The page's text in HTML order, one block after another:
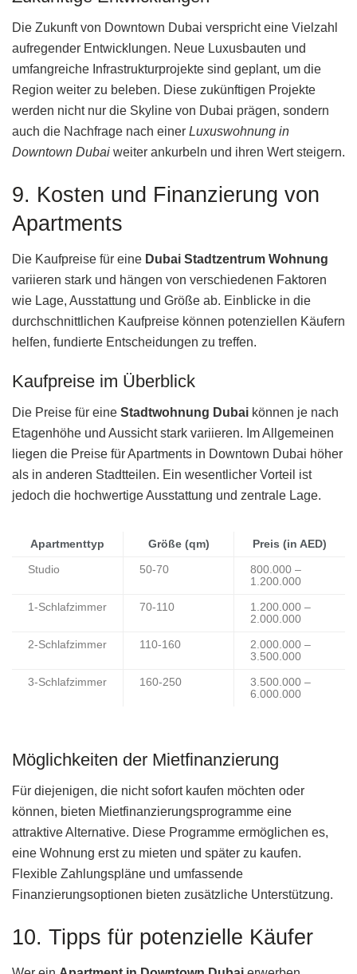
Die Zukunft von Downtown Dubai verspricht eine Vielzahl
aufregender Entwicklungen. Neue Luxusbauten und
umfangreiche Infrastrukturprojekte sind geplant, um die
Region weiter zu beleben. Diese zukünftigen Projekte
werden nicht nur die Skyline von Dubai prägen, sondern
auch die Nachfrage nach einer Luxuswohnung in
Downtown Dubai weiter ankurbeln und ihren Wert steigern.
9. Kosten und Finanzierung von
Apartments
Die Kaufpreise für eine Dubai Stadtzentrum Wohnung
variieren stark und hängen von verschiedenen Faktoren
wie Lage, Ausstattung und Größe ab. Einblicke in die
durchschnittlichen Kaufpreise können potenziellen Käufern
helfen, fundierte Entscheidungen zu treffen.
Kaufpreise im Überblick
Die Preise für eine Stadtwohnung Dubai können je nach
Etagenhöhe und Aussicht stark variieren. Im Allgemeinen
liegen die Preise für Apartments in Downtown Dubai höher
als in anderen Stadtteilen. Ein wesentlicher Vorteil ist
jedoch die hochwertige Ausstattung und zentrale Lage.
Apartmenttyp Größe (qm) Preis (in AED)
Studio 50-70
800.000 –
1.200.000
1-Schlafzimmer 70-110
1.200.000 –
2.000.000
2-Schlafzimmer 110-160
2.000.000 –
3.500.000
3-Schlafzimmer 160-250
3.500.000 –
6.000.000
Möglichkeiten der Mietfinanzierung
Für diejenigen, die nicht sofort kaufen möchten oder
können, bieten Mietfinanzierungsprogramme eine
attraktive Alternative. Diese Programme ermöglichen es,
eine Wohnung erst zu mieten und später zu kaufen.
Flexible Zahlungspläne und umfassende
Finanzierungsoptionen bieten zusätzliche Unterstützung.
10. Tipps für potenzielle Käufer